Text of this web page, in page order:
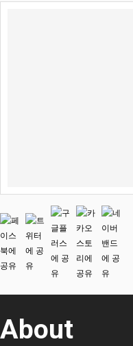
About